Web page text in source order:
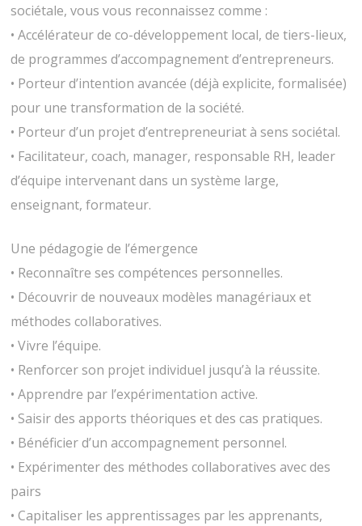
sociétale, vous vous reconnaissez comme :
• Accélérateur de co-développement local, de tiers-lieux,
de programmes d’accompagnement d’entrepreneurs.
• Porteur d’intention avancée (déjà explicite, formalisée)
pour une transformation de la société.
• Porteur d’un projet d’entrepreneuriat à sens sociétal.
• Facilitateur, coach, manager, responsable RH, leader
d’équipe intervenant dans un système large,
enseignant, formateur.
Une pédagogie de l’émergence
• Reconnaître ses compétences personnelles.
• Découvrir de nouveaux modèles managériaux et
méthodes collaboratives.
• Vivre l’équipe.
• Renforcer son projet individuel jusqu’à la réussite.
• Apprendre par l’expérimentation active.
• Saisir des apports théoriques et des cas pratiques.
• Bénéficier d’un accompagnement personnel.
• Expérimenter des méthodes collaboratives avec des
pairs
• Capitaliser les apprentissages par les apprenants,